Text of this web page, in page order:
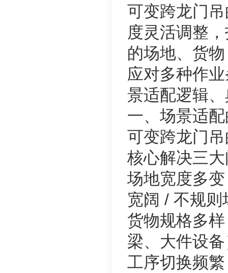
可变跨龙门
度灵活调整
的场地、货
应对多种作
景适配逻辑
一、场景适
可变跨龙门
核心解决三
场地宽度多
宽阔 / 不规则
货物规格多
梁、大件设
工序切换频